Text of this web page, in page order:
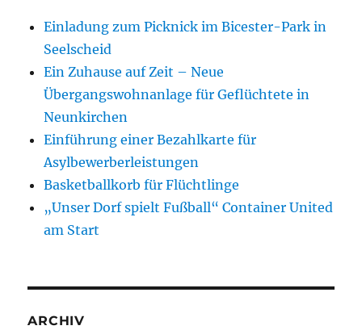
Einladung zum Picknick im Bicester-Park in
Seelscheid
Ein Zuhause auf Zeit – Neue
Übergangswohnanlage für Geflüchtete in
Neunkirchen
Einführung einer Bezahlkarte für
Asylbewerberleistungen
Basketballkorb für Flüchtlinge
„Unser Dorf spielt Fußball“ Container United
am Start
ARCHIV